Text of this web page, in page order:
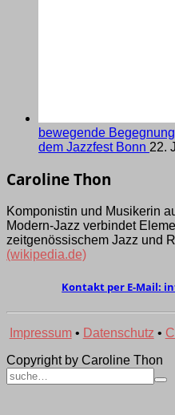
bewegende
dem Jazzfest Bonn 22.
Caroline Thon
Komponistin und Musikerin
Modern-Jazz verbindet
zeit­genös­sischem Jazz und
(wikipedia.de)
Kontakt per E-Mail:
Impressum• Datenschutz •
Copyright by Caroline Thon